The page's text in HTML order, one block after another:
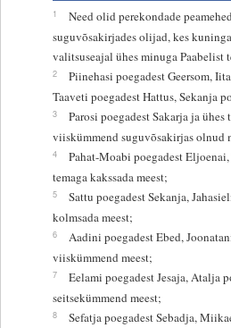
1
Need olid perekondade
suguvõsakirjades olijad, kes
valitsuseajal ühes minuga Paabelist
2
Piinehasi poegadest Geersom,
Taaveti poegadest Hattus, Sekanja
3
Parosi poegadest Sakarja ja ühes
viiskümmend suguvõsakirjas olnud
4
Pahat-Moabi poegadest
temaga kakssada meest;
5
Sattu poegadest Sekanja,
kolmsada meest;
6
Aadini poegadest Ebed,
viiskümmend meest;
7
Eelami poegadest Jesaja, Atalja
seitsekümmend meest;
8
Sefatja poegadest Sebadja,